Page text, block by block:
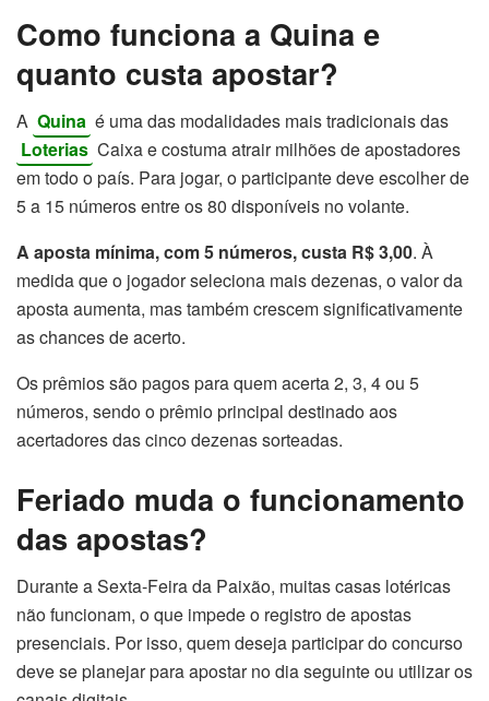
Como funciona a Quina e
quanto custa apostar?
A Quina é uma das modalidades mais tradicionais das
Loterias Caixa e costuma atrair milhões de apostadores
em todo o país. Para jogar, o participante deve escolher de
5 a 15 números entre os 80 disponíveis no volante.
A aposta mínima, com 5 números, custa R$ 3,00. À
medida que o jogador seleciona mais dezenas, o valor da
aposta aumenta, mas também crescem significativamente
as chances de acerto.
Os prêmios são pagos para quem acerta 2, 3, 4 ou 5
números, sendo o prêmio principal destinado aos
acertadores das cinco dezenas sorteadas.
Feriado muda o funcionamento
das apostas?
Durante a Sexta-Feira da Paixão, muitas casas lotéricas
não funcionam, o que impede o registro de apostas
presenciais. Por isso, quem deseja participar do concurso
deve se planejar para apostar no dia seguinte ou utilizar os